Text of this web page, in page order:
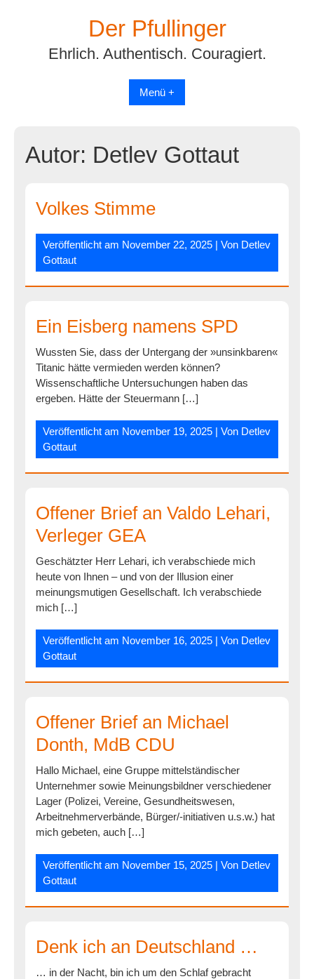
Der Pfullinger
Ehrlich. Authentisch. Couragiert.
Menü +
Autor: Detlev Gottaut
Volkes Stimme
Veröffentlicht am November 22, 2025 | Von Detlev
Gottaut
Ein Eisberg namens SPD
Wussten Sie, dass der Untergang der »unsinkbaren«
Titanic hätte vermieden werden können?
Wissenschaftliche Untersuchungen haben das
ergeben. Hätte der Steuermann […]
Veröffentlicht am November 19, 2025 | Von Detlev
Gottaut
Offener Brief an Valdo Lehari,
Verleger GEA
Geschätzter Herr Lehari, ich verabschiede mich
heute von Ihnen – und von der Illusion einer
meinungsmutigen Gesellschaft. Ich verabschiede
mich […]
Veröffentlicht am November 16, 2025 | Von Detlev
Gottaut
Offener Brief an Michael
Donth, MdB CDU
Hallo Michael, eine Gruppe mittelständischer
Unternehmer sowie Meinungsbildner verschiedener
Lager (Polizei, Vereine, Gesundheitswesen,
Arbeitnehmerverbände, Bürger/-initiativen u.s.w.) hat
mich gebeten, auch […]
Veröffentlicht am November 15, 2025 | Von Detlev
Gottaut
Denk ich an Deutschland …
… in der Nacht, bin ich um den Schlaf gebracht